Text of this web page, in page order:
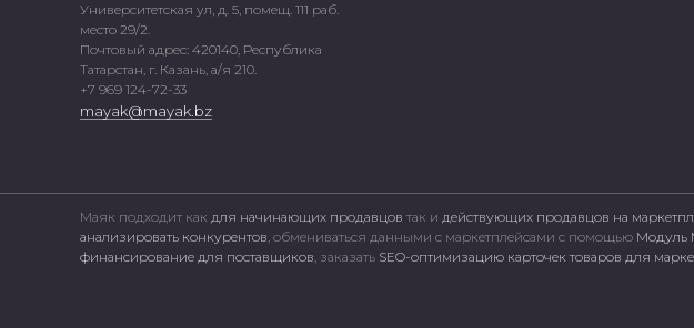
Университетская ул, д. 5, помещ. 111 раб.
место 29/2.
Почтовый адрес: 420140, Республика
Татарстан, г. Казань, а/я 210.
+7 969 124-72-33
mayak@mayak.bz
Маяк подходит как для начинающих продавцов так и действующих продавцов на
анализировать конкурентов, обмениваться данными с маркетплейсами c помощью Модуль
финансирование для поставщиков, заказать SEO-оптимизацию карточек товаров для